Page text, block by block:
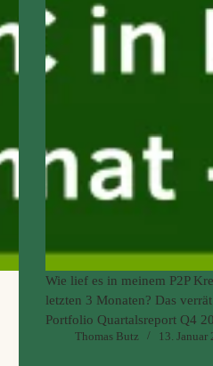
Wie lief es in meinem P2P
letzten 3 Monaten? Das
Portfolio Quartalsreport Q4
auch noch mein P2P Kredite
Thomas Butz 13. Januar